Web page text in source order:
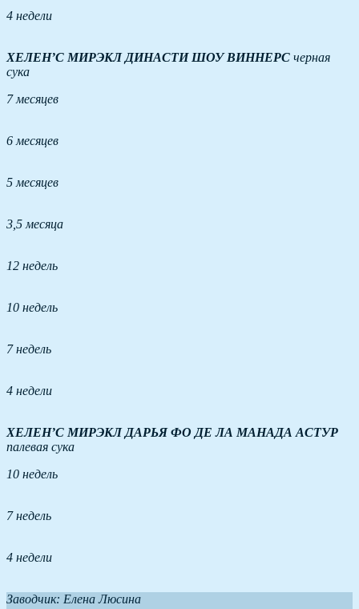
4 недели
ХЕЛЕН’С МИРЭКЛ ДИНАСТИ ШОУ ВИННЕРС черная
сука
7 месяцев
6 месяцев
5 месяцев
3,5 месяца
12 недель
10 недель
7 недель
4 недели
ХЕЛЕН’С МИРЭКЛ ДАРЬЯ ФО ДЕ ЛА МАНАДА АСТУР
палевая сука
10 недель
7 недель
4 недели
Заводчик: Елена Люсина